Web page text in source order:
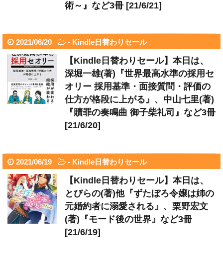
術～』など3冊 [21/6/21]
2021/06/20 - Kindle日替わりセール
【Kindle日替わりセール】本日は、
深堀一雄(著)『世界最高水準の採用セ
オリー 採用基準・面接質問・評価の
仕方が格段に上がる』、中山七里(著)
『贖罪の奏鳴曲 御子柴礼司』など3冊
[21/6/20]
2021/06/19 - Kindle日替わりセール
【Kindle日替わりセール】本日は、
とびらの(著)他『ずたぼろ令嬢は姉の
元婚約者に溺愛される』、栗野宏文
(著)『モード後の世界』など3冊
[21/6/19]